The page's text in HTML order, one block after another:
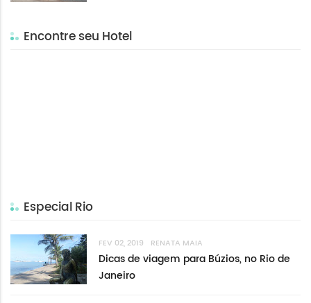
Encontre seu Hotel
Especial Rio
FEV 02, 2019 RENATA MAIA
Dicas de viagem para Búzios, no Rio de
Janeiro